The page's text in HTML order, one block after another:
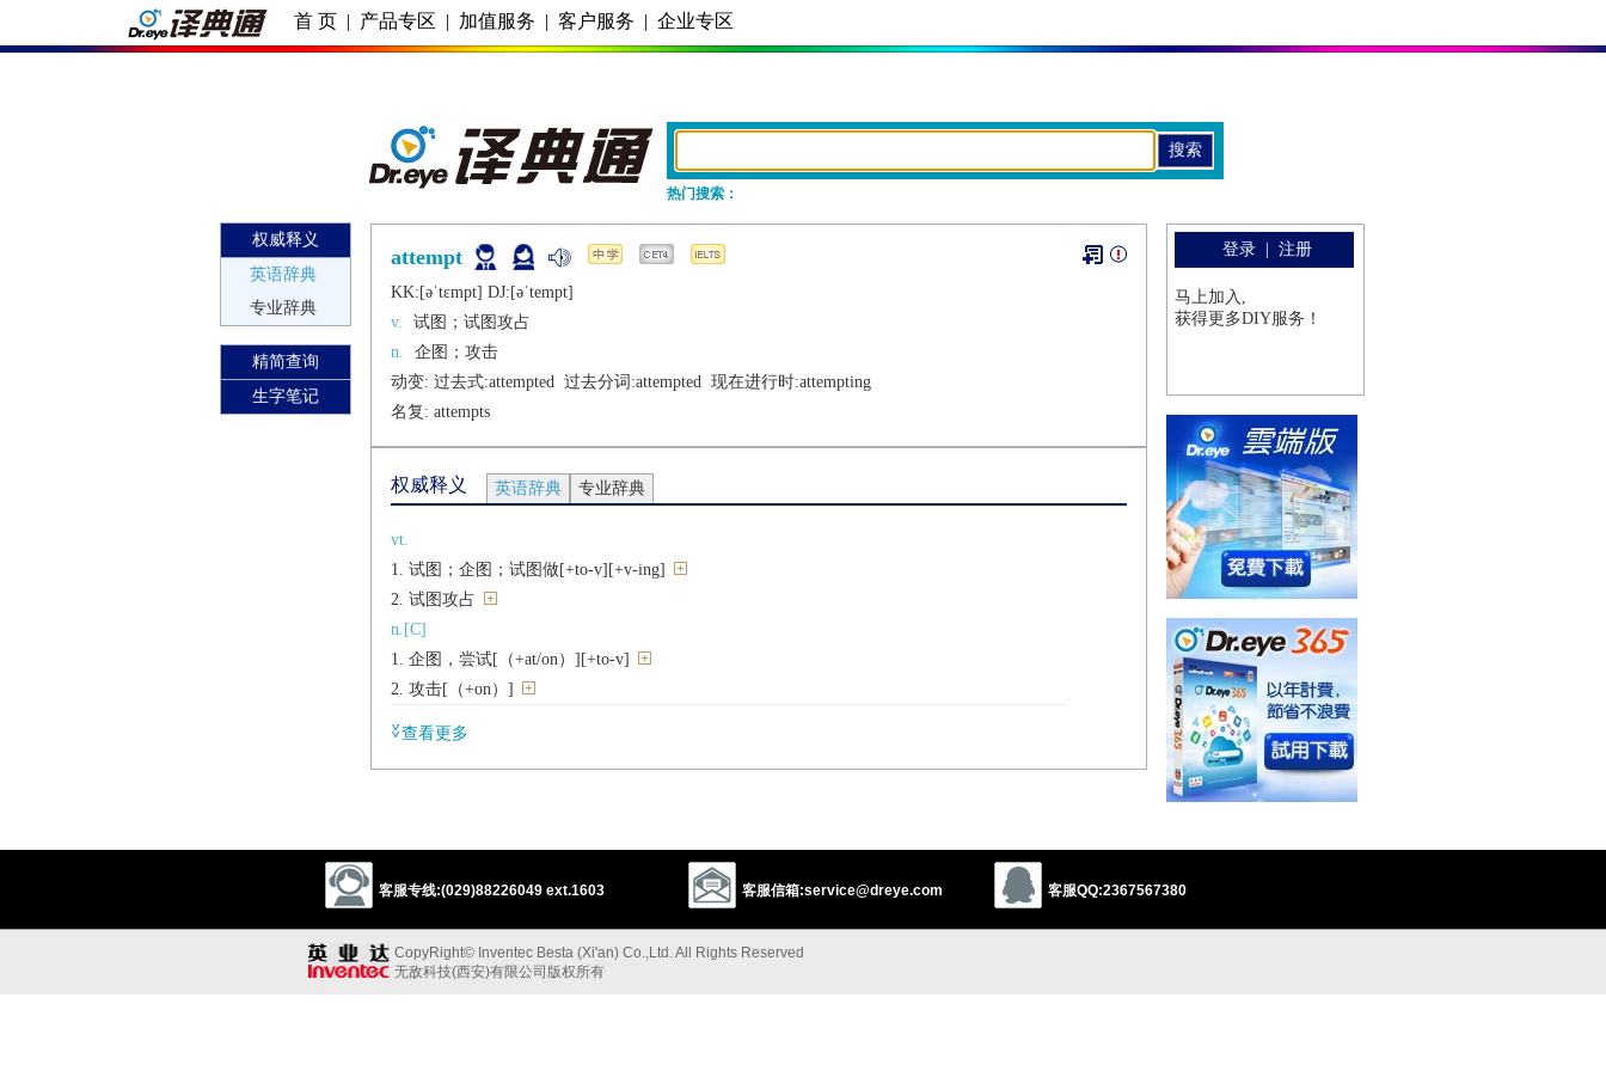
首 页 | 产品专区 | 加值服务 | 客户服务 | 企业专区
热门搜索：
权威释义
英语辞典
专业辞典
精简查询
生字笔记
attempt
KK:[ǝˈtɛmpt] DJ:[ǝˈtеmpt]
v.
试图；试图攻占
n.
企图；攻击
动变: 过去式:attempted 过去分词:attempted 现在进行时:attempting
名复: attempts
权威释义 英语辞典 专业辞典
vt.
试图；企图；试图做[+to-v][+v-ing]
试图攻占
n.[C]
企图，尝试[（+at/on）][+to-v]
攻击[（+on）]
quit
abandon
同义参见:
offer
venture struggle stroke1 effort shot2 essay
查看更多
客服专线:(029)88226049 ext.1603 客服信箱:service@dreye.com 客服QQ:2367567380
CopyRight© Inventec Besta (Xi'an) Co.,Ltd. All Rights Reserved
无敌科技(西安)有限公司版权所有